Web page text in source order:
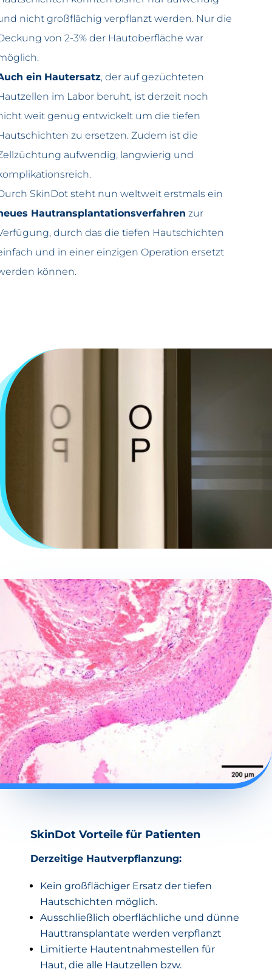
nicht großflächig verpflanzt werden. Nur die
von 2-3% der Hautoberfläche war
ein Hautersatz, der auf gezüchteten
im Labor beruht, ist derzeit noch
weit genug entwickelt um die tiefen
zu ersetzen. Zudem ist die
aufwendig, langwierig und
SkinDot steht nun weltweit erstmals ein
Hautransplantationsverfahren zur
durch das die tiefen Hautschichten
und in einer einzigen Operation ersetzt
können.
SkinDot Vorteile für Patienten
Derzeitige Hautverpflanzung:
Kein großflächiger Ersatz der tiefen
Hautschichten möglich.
Ausschließlich oberflächliche und dünne
Hauttransplantate werden verpflanzt
Limitierte Hautentnahmestellen für
Haut, die alle Hautzellen bzw.